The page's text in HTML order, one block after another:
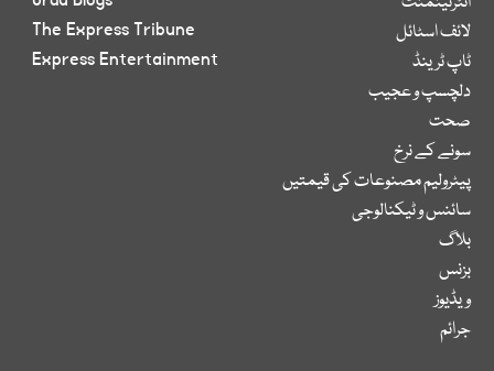
لائف اسٹائل
ٹاپ ٹرینڈ
دلچسپ و عجیب
صحت
سونے کے نرخ
پیٹرولیم مصنوعات کی قیمتیں
سائنس و ٹیکنالوجی
بلاگ
بزنس
ویڈیوز
جرائم
The Express Tribune
Express Entertainment